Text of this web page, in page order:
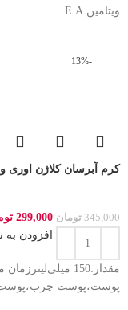
ویتامین E.A
-13%
کرم آبرسان کلاژن اوری وان
345,000 تومان 299,000
افزودن به
مقدار:150
پوست،پوست چرب،پوست